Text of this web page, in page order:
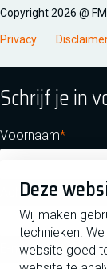
Deze
Wij maken
technieken.
website goed
Copyright 2026 @
Privacy
Schrijf je in
Voornaam
Achternaam
E-mailadres